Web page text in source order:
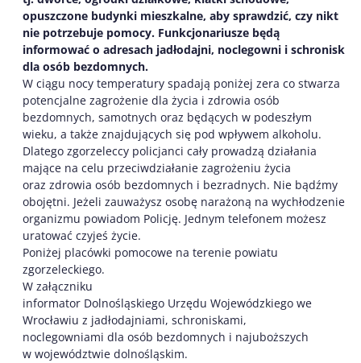
opuszczone budynki mieszkalne, aby sprawdzić, czy nikt
nie potrzebuje pomocy. Funkcjonariusze będą
informować o adresach jadłodajni, noclegowni i schronisk
dla osób bezdomnych.
W ciągu nocy temperatury spadają poniżej zera co stwarza
potencjalne zagrożenie dla życia i zdrowia osób
bezdomnych, samotnych oraz będących w podeszłym
wieku, a także znajdujących się pod wpływem alkoholu.
Dlatego zgorzeleccy policjanci cały prowadzą działania
mające na celu przeciwdziałanie zagrożeniu życia
oraz zdrowia osób bezdomnych i bezradnych. Nie bądźmy
obojętni. Jeżeli zauważysz osobę narażoną na wychłodzenie
organizmu powiadom Policję. Jednym telefonem możesz
uratować czyjeś życie.
Poniżej placówki pomocowe na terenie powiatu
zgorzeleckiego.
W załączniku
informator Dolnośląskiego Urzędu Wojewódzkiego we
Wrocławiu z jadłodajniami, schroniskami,
noclegowniami dla osób bezdomnych i najuboższych
w województwie dolnośląskim.